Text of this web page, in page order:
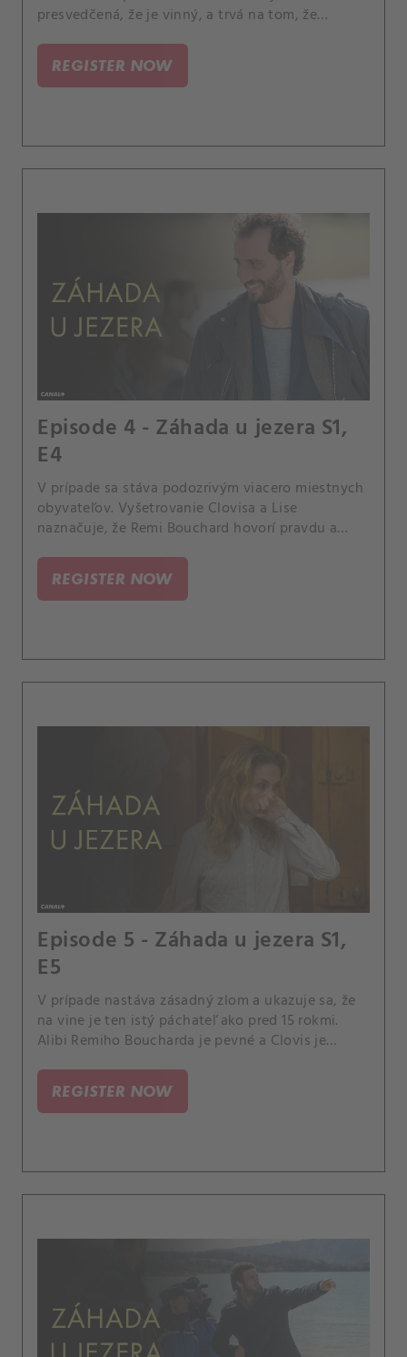
presvedčená, že je vinný, a trvá na tom, že
zaujaté.
REGISTER NOW
Episode 4 - Záhada u jezera S1,
E4
V prípade sa stáva podozrivým viacero miestnych
obyvateľov. Vyšetrovanie Clovisa a Lise
naznačuje, že Remi Bouchard hovorí pravdu a
sfalšované.
REGISTER NOW
Episode 5 - Záhada u jezera S1,
E5
V prípade nastáva zásadný zlom a ukazuje sa, že
na vine je ten istý páchateľ ako pred 15 rokmi.
Alibi Remiho Boucharda je pevné a Clovis je
REGISTER NOW